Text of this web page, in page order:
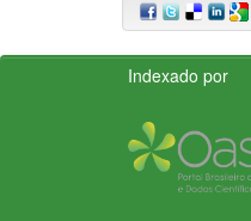
Indexado por